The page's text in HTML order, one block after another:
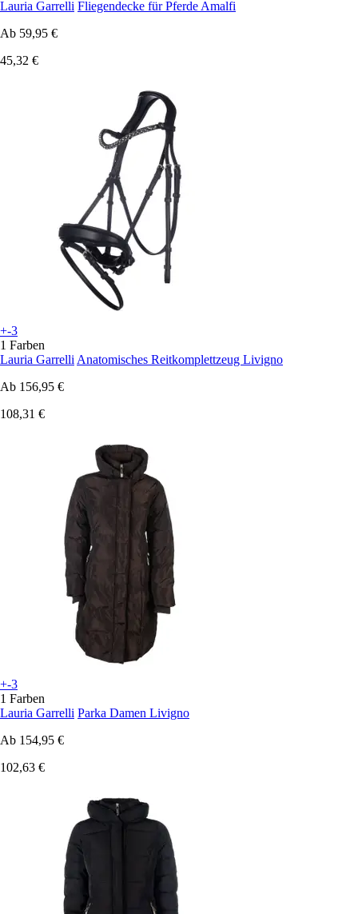
Lauria Garrelli Fliegendecke für Pferde Amalfi
Ab 59,95 €
45,32 €
+-3
1 Farben
Lauria Garrelli Anatomisches Reitkomplettzeug Livigno
Ab 156,95 €
108,31 €
+-3
1 Farben
Lauria Garrelli Parka Damen Livigno
Ab 154,95 €
102,63 €